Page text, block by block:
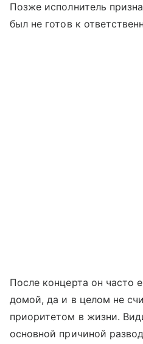
Позже исполнитель
был не готов к
После концерта он часто
домой, да и в целом не
приоритетом в жизни.
основной причиной